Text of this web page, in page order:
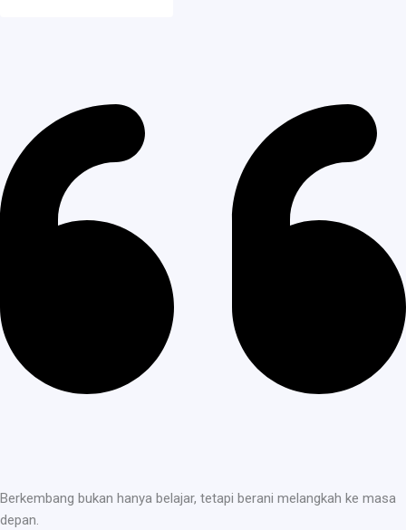
Berkembang bukan hanya belajar, tetapi berani melangkah ke masa
depan.